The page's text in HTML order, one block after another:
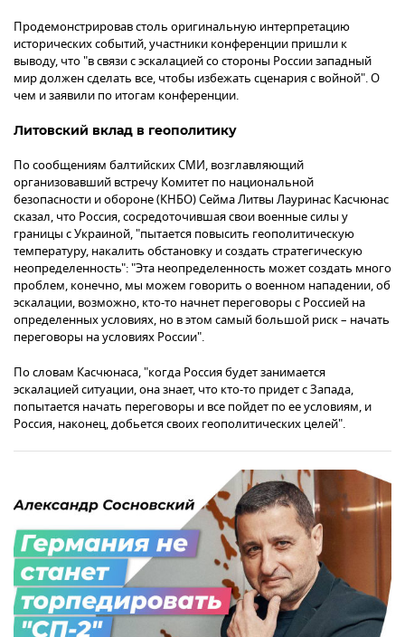
Продемонстрировав столь оригинальную интерпретацию
исторических событий, участники конференции пришли к
выводу, что "в связи с эскалацией со стороны России западный
мир должен сделать все, чтобы избежать сценария с войной". О
чем и заявили по итогам конференции.
Литовский вклад в геополитику
По сообщениям балтийских СМИ, возглавляющий
организовавший встречу Комитет по национальной
безопасности и обороне (КНБО) Сейма Литвы Лауринас Касчюнас
сказал, что Россия, сосредоточившая свои военные силы у
границы с Украиной, "пытается повысить геополитическую
температуру, накалить обстановку и создать стратегическую
неопределенность": "Эта неопределенность может создать много
проблем, конечно, мы можем говорить о военном нападении, об
эскалации, возможно, кто-то начнет переговоры с Россией на
определенных условиях, но в этом самый большой риск – начать
переговоры на условиях России".
По словам Касчюнаса, "когда Россия будет занимается
эскалацией ситуации, она знает, что кто-то придет с Запада,
попытается начать переговоры и все пойдет по ее условиям, и
Россия, наконец, добьется своих геополитических целей".